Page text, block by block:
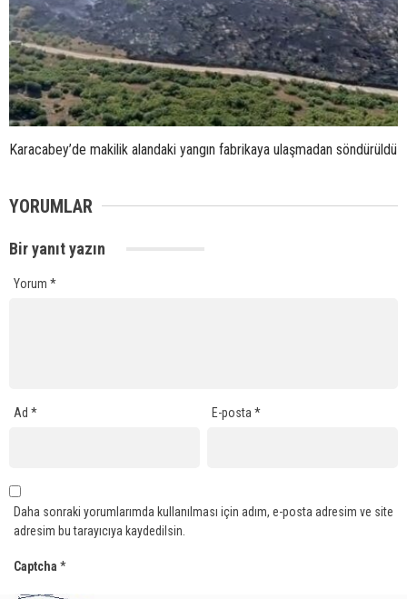
Karacabey’de makilik alandaki yangın fabrikaya ulaşmadan söndürüldü
YORUMLAR
Bir yanıt yazın
Yorum *
Ad * E-posta*
Daha sonraki yorumlarımda kullanılması için adım, e-posta adresim ve site
adresim bu tarayıcıya kaydedilsin.
Captcha *